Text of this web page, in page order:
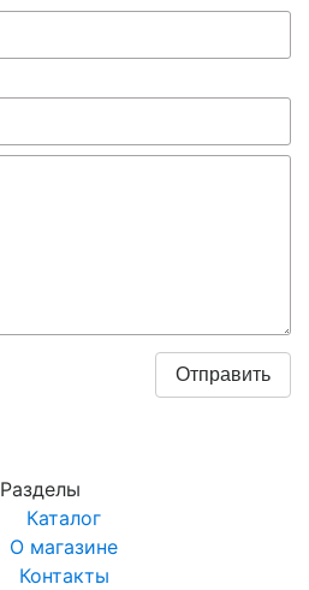
Разделы
Каталог
О магазине
Контакты